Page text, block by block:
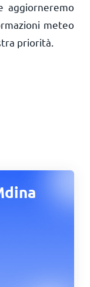
aggiorneremo
meteo
priorità.